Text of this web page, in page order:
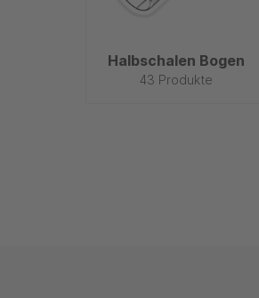
Halbschalen Bogen
43 Produkte